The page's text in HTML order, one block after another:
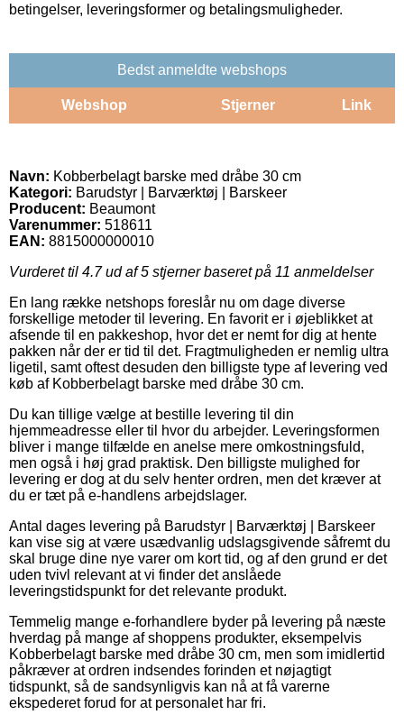
betingelser, leveringsformer og betalingsmuligheder.
Bedst anmeldte webshops
Webshop Stjerner Link
Navn: Kobberbelagt barske med dråbe 30 cm
Kategori: Barudstyr | Barværktøj | Barskeer
Producent: Beaumont
Varenummer: 518611
EAN: 8815000000010
Vurderet til 4.7ud af 5 stjerner baseret på 11 anmeldelser
En lang række netshops foreslår nu om dage diverse
forskellige metoder til levering. En favorit er i øjeblikket at
afsende til en pakkeshop, hvor det er nemt for dig at hente
pakken når der er tid til det. Fragtmuligheden er nemlig ultra
ligetil, samt oftest desuden den billigste type af levering ved
køb af Kobberbelagt barske med dråbe 30 cm.
Du kan tillige vælge at bestille levering til din
hjemmeadresse eller til hvor du arbejder. Leveringsformen
bliver i mange tilfælde en anelse mere omkostningsfuld,
men også i høj grad praktisk. Den billigste mulighed for
levering er dog at du selv henter ordren, men det kræver at
du er tæt på e-handlens arbejdslager.
Antal dages levering på Barudstyr | Barværktøj | Barskeer
kan vise sig at være usædvanlig udslagsgivende såfremt du
skal bruge dine nye varer om kort tid, og af den grund er det
uden tvivl relevant at vi finder det anslåede
leveringstidspunkt for det relevante produkt.
Temmelig mange e-forhandlere byder på levering på næste
hverdag på mange af shoppens produkter, eksempelvis
Kobberbelagt barske med dråbe 30 cm, men som imidlertid
påkræver at ordren indsendes forinden et nøjagtigt
tidspunkt, så de sandsynligvis kan nå at få varerne
ekspederet forud for at personalet har fri.